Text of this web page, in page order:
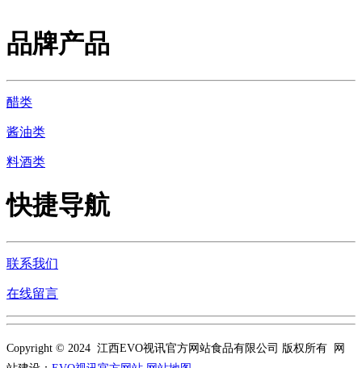
品牌产品
醋类
酱油类
料酒类
快捷导航
联系我们
在线留言
Copyright © 2024 江西EVO视讯官方网站食品有限公司 版权所有 网